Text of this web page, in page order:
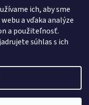
ich, aby sme
a vďaka analýze
a použiteľnosť.
súhlas s ich
vyhradené.Upraviť